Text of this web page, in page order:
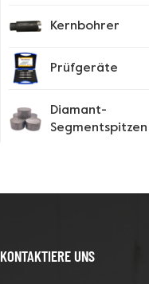
Kernbohrer
Prüfgeräte
Diamant-
Segmentspitzen
KONTAKTIERE UNS